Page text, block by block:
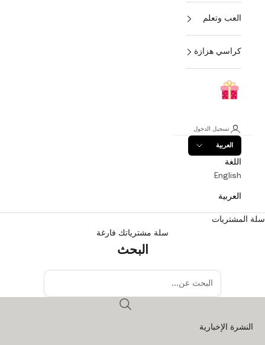
العب وتعلم
كراسي هزازة
تسجيل الدخول
العربية
اللغة
English
العربية
سلة المشتريات
سلة مشترياتك فارغة
البحث
النشرة الإخبارية